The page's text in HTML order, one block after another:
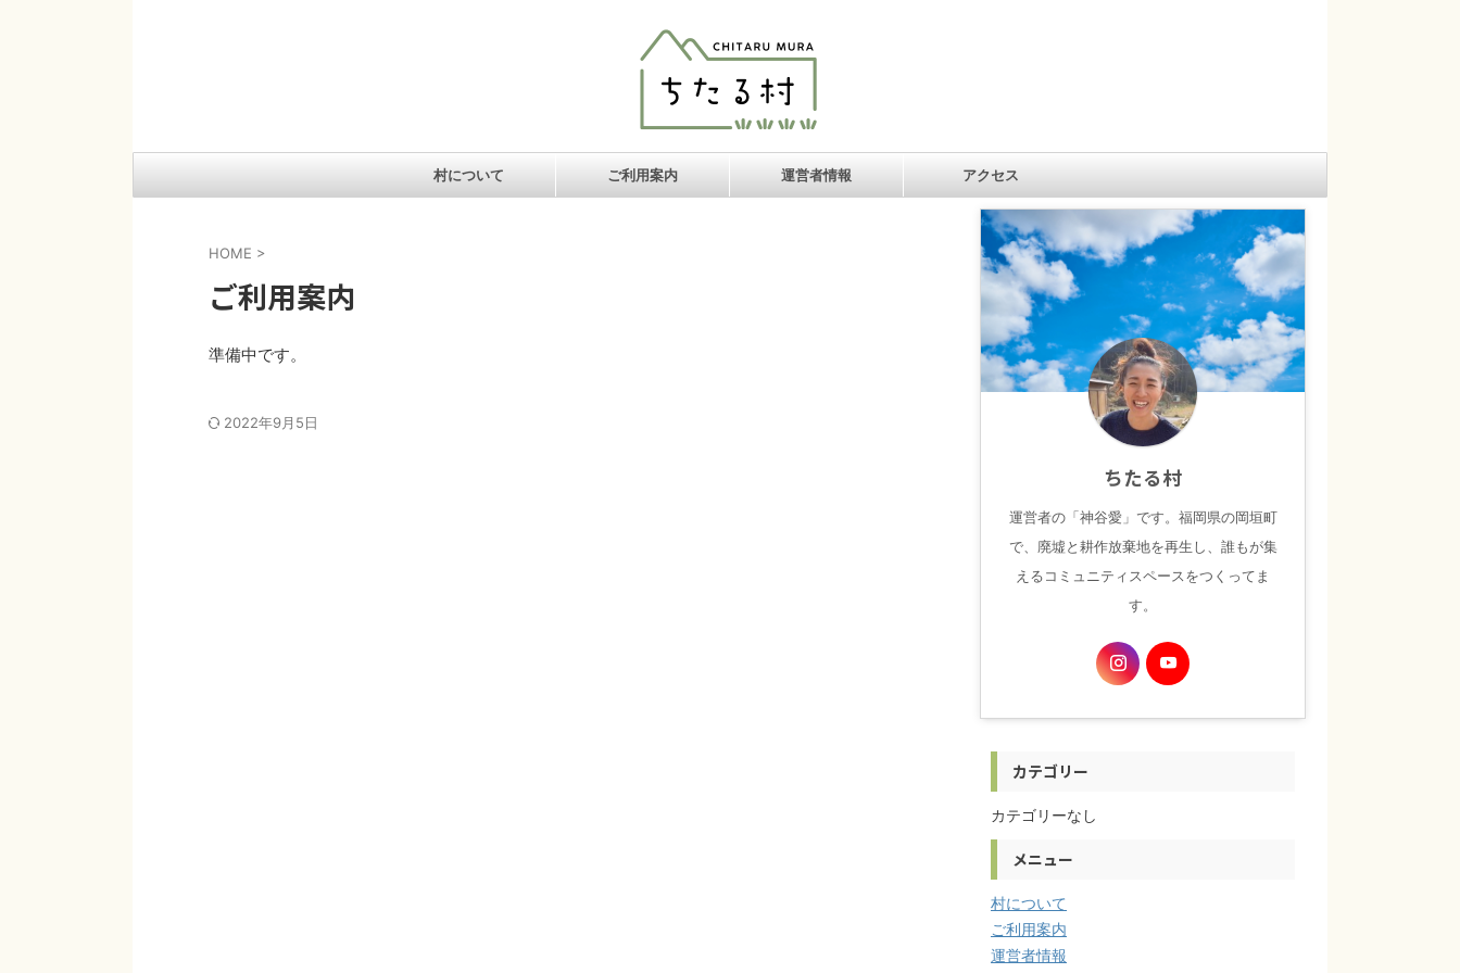
村について ご利用案内 運営者情報 アクセス
HOME >
ご利用案内
準備中です。
2022年9月5日
ちたる村
運営者の「神谷愛」です。福岡県の岡垣町
で、廃墟と耕作放棄地を再生し、誰もが集
えるコミュニティスペースをつくってま
す。
カテゴリー
カテゴリーなし
メニュー
村について
ご利用案内
運営者情報